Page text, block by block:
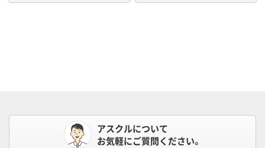
アスクルについて
お気軽にご質問ください。